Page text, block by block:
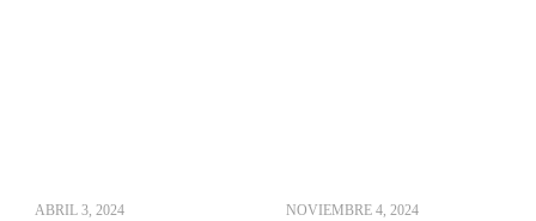
ABRIL 3, 2024 NOVIEMBRE 4, 2024